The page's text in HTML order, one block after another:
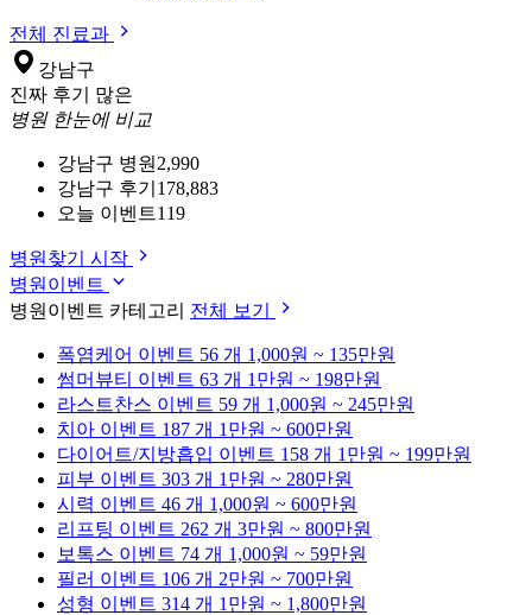
전체 진료과
강남구
진짜 후기 많은
병원 한눈에 비교
강남구 병원 2,990
강남구 후기 178,883
오늘 이벤트119
병원찾기 시작
병원이벤트
병원이벤트 카테고리 전체 보기
폭염케어 이벤트 56 개 1,000원 ~ 135만원
썸머뷰티 이벤트 63 개 1만원 ~ 198만원
라스트찬스 이벤트 59 개 1,000원 ~ 245만원
치아 이벤트 187 개 1만원 ~ 600만원
다이어트/지방흡입 이벤트 158 개 1만원 ~ 199만원
피부 이벤트 303 개 1만원 ~ 280만원
시력 이벤트 46 개 1,000원 ~ 600만원
리프팅 이벤트 262 개 3만원 ~ 800만원
보톡스 이벤트 74 개 1,000원 ~ 59만원
필러 이벤트 106 개 2만원 ~ 700만원
성형 이벤트 314 개 1만원 ~ 1,800만원